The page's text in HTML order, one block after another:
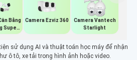
Bằng
Super
Camera Ezviz 360
Camera Vantech
Starlight
sử dụng AI và thuật toán học máy để nhận
ô tô, xe tải trong hình ảnh hoặc video.